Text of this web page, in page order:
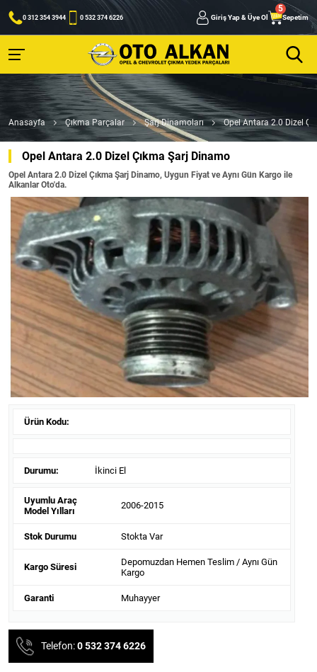
0 312 354 3944 0 532 374 6226 Giriş Yap & Üye Ol Sepetim
Anasayfa Çıkma Parçalar Şarj Dinamoları Opel Antara 2.0 Dizel
Opel Antara 2.0 Dizel Çıkma Şarj Dinamo
Opel Antara 2.0 Dizel Çıkma Şarj Dinamo, Uygun Fiyat ve Aynı Gün Kargo ile
Alkanlar Oto'da.
Ürün Kodu:
Durumu: İkinci El
Uyumlu Araç
Model Yılları
2006-2015
Stok Durumu Stokta Var
Kargo Süresi
Depomuzdan Hemen Teslim / Aynı Gün
Kargo
Garanti Muhayyer
Telefon:0 532 374 6226